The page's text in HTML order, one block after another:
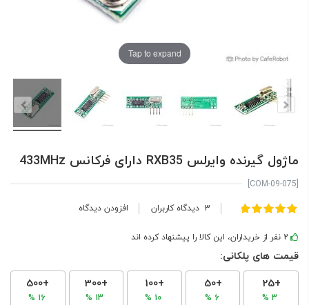
Tap to expand
ماژول گیرنده وایرلس RXB35 دارای فرکانس 433MHz
امتیاز:
3 دیدگاه کاربران افزودن دیدگاه
2 نفر از خریداران، این کالا را پیشنهاد کرده اند
قیمت های پلکانی:
+25
+50
6 %
+100
+300
+500
16 %